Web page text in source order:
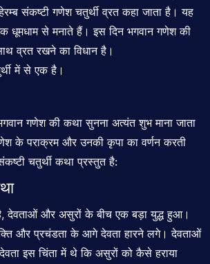
संकष्टी गणेश चतुर्थी व्रत कहा जाता है। यह
धूमधाम से मनाते हैं। इस दिन भगवान गणेशकी
व्रत रखने का विधान है।
में से एक है।
गणेश की कथा सुनना अत्यंत शुभ माना जाता
के पराक्रम और उनकी कृपा का वर्णन करती
चतुर्थी कथा प्रस्तुत है:
देवताओं और असुरों के बीच एक बड़ा युद्ध हुआ।
और प्रचंडता के आगे देवता हारने लगे। देवताओं
इस चिंता में थे कि असुरों को कैसे हराया